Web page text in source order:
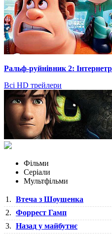
Ральф-руйнівник 2:
Всі HD трейлери
Фільми
Серіали
Мультфільми
1. Втеча з Шоушенка
2. Форрест Гамп
3. Назад у майбутнє